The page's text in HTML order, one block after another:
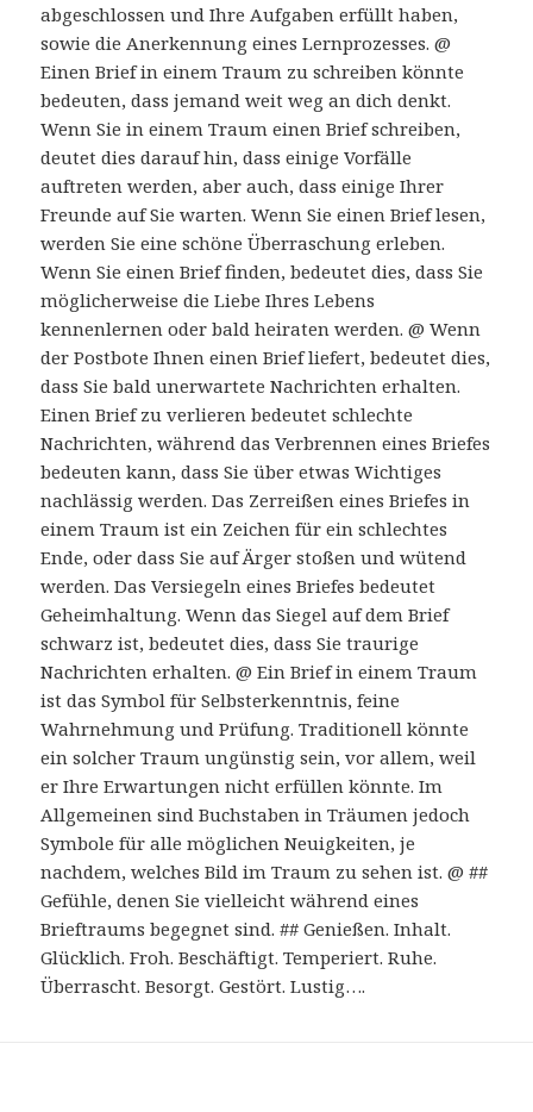
abgeschlossen und Ihre Aufgaben erfüllt haben,
sowie die Anerkennung eines Lernprozesses. @
Einen Brief in einem Traum zu schreiben könnte
bedeuten, dass jemand weit weg an dich denkt.
Wenn Sie in einem Traum einen Brief schreiben,
deutet dies darauf hin, dass einige Vorfälle
auftreten werden, aber auch, dass einige Ihrer
Freunde auf Sie warten. Wenn Sie einen Brief lesen,
werden Sie eine schöne Überraschung erleben.
Wenn Sie einen Brief finden, bedeutet dies, dass Sie
möglicherweise die Liebe Ihres Lebens
kennenlernen oder bald heiraten werden. @ Wenn
der Postbote Ihnen einen Brief liefert, bedeutet dies,
dass Sie bald unerwartete Nachrichten erhalten.
Einen Brief zu verlieren bedeutet schlechte
Nachrichten, während das Verbrennen eines Briefes
bedeuten kann, dass Sie über etwas Wichtiges
nachlässig werden. Das Zerreißen eines Briefes in
einem Traum ist ein Zeichen für ein schlechtes
Ende, oder dass Sie auf Ärger stoßen und wütend
werden. Das Versiegeln eines Briefes bedeutet
Geheimhaltung. Wenn das Siegel auf dem Brief
schwarz ist, bedeutet dies, dass Sie traurige
Nachrichten erhalten. @ Ein Brief in einem Traum
ist das Symbol für Selbsterkenntnis, feine
Wahrnehmung und Prüfung. Traditionell könnte
ein solcher Traum ungünstig sein, vor allem, weil
er Ihre Erwartungen nicht erfüllen könnte. Im
Allgemeinen sind Buchstaben in Träumen jedoch
Symbole für alle möglichen Neuigkeiten, je
nachdem, welches Bild im Traum zu sehen ist. @ ##
Gefühle, denen Sie vielleicht während eines
Brieftraums begegnet sind. ## Genießen. Inhalt.
Glücklich. Froh. Beschäftigt. Temperiert. Ruhe.
Überrascht. Besorgt. Gestört. Lustig….